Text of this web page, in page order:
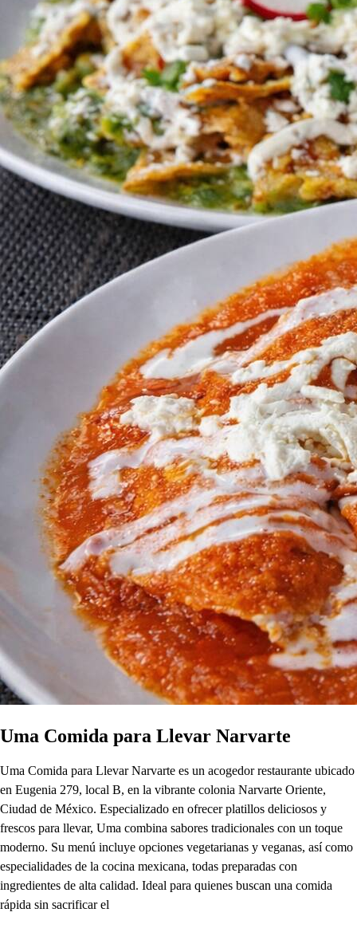
Uma Comida para Llevar Narvarte
Uma Comida para Llevar Narvarte es un acogedor restaurante ubicado
en Eugenia 279, local B, en la vibrante colonia Narvarte Oriente,
Ciudad de México. Especializado en ofrecer platillos deliciosos y
frescos para llevar, Uma combina sabores tradicionales con un toque
moderno. Su menú incluye opciones vegetarianas y veganas, así como
especialidades de la cocina mexicana, todas preparadas con
ingredientes de alta calidad. Ideal para quienes buscan una comida
rápida sin sacrificar el